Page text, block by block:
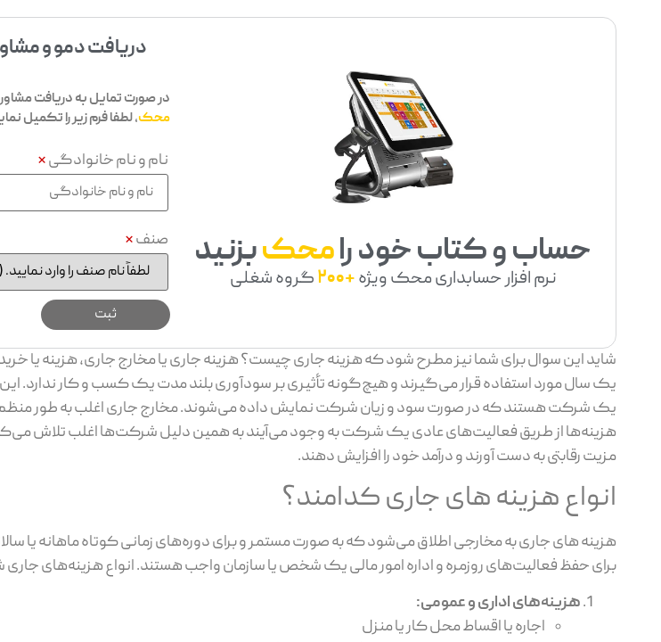
حساب و کتاب خود رامحکبزنید
نرم افزار حسابداری محک ویژه+200 گروه شغلی
دریافت دمو و
در صورت تمایل به دریافت
محک، لطفا فرم زیر را تکمیل
نام و نام خانوادگی*
صنف*
شاید این سوال برای شما نیز مطرح شود که هزینه جاری چیست؟ هزینه جاری یا مخارج جاری، هزینه یا
یک سال مورد استفاده قرار می‌گیرند و هیچ‌گونه تأثیری بر سودآوری بلند مدت یک کسب و کار ندارد. این
یک شرکت هستند که در صورت سود و زیان شرکت نمایش داده می‌شوند. مخارج جاری اغلب به طور منظم
هزینه‌ها از طریق فعالیت‌های عادی یک شرکت به وجود می‌آیند به همین دلیل شرکت‌ها اغلب تلاش
مزیت رقابتی به دست آورند و درآمد خود را افزایش دهند.
انواع هزینه های جاری کدامند؟
هزینه های جاری به مخارجی اطلاق می‌شود که به صورت مستمر و برای دوره‌های زمانی کوتاه ماهانه یا
برای حفظ فعالیت‌های روزمره و اداره امور مالی یک شخص یا سازمان واجب هستند. انواع هزینه‌های
هزینه‌های اداری و عمومی:
اجاره یا اقساط محل کار یا منزل